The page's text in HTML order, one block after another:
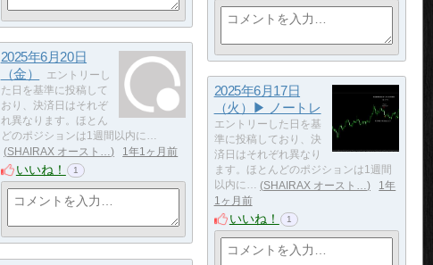
2025年6月20日
（金）
エントリーし
た日を基準に投稿して
おり、決済日はそれぞ
れ異なります。ほとん
どのポジションは1週間以内に…
SHAIRAX オースト…
1年1ヶ月前
いいね！ 1
2025年6月17日
（火）▶ ノートレ
エントリーした日を基
準に投稿しており、決
済日はそれぞれ異なり
ます。ほとんどのポジションは1週間
以内に…
SHAIRAX オースト…
1年
1ヶ月前
いいね！ 1